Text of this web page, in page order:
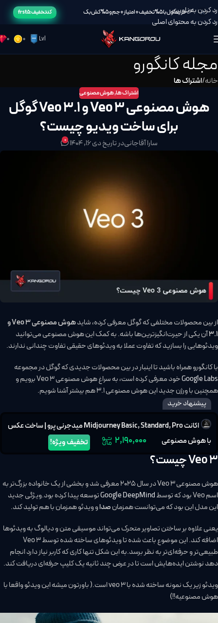
🎉خرید اول با 5% تخفیف + امتیاز + جم و 5% کش بک کد تخفیف: frst5
رد کردن به ناوبری
رد کردن به محتوای اصلی
0 0 Lvl
مجله کانگورو
خانه/اشتراک ها
اشتراک ها,هوش مصنوعی
هوش مصنوعی Veo 3 و Veo 3.1 گوگل
برای ساخت ویدیو چیست؟
سارا آقاجانیدر تاریخ دی 16, 1404 0
از بین محصولات مختلفی که گوگل معرفی کرده، شاید
هوش مصنوعی Veo 3 و
3.1آن یکی از حیرت‌انگیزترین‌ها باشه. به کمک این هوش مصنوعی می‌توانید
ویدئوهایی را بسازید که تفاوت عملا به ویدئوهای حقیقی تفاوت چندانی ندارند.
با کانگورو همراه باشید تا اینبار در بین محصولات جدیدی که گوگل در مجموعه
Google Labs
خود معرفی کرده است، به سراغ هوش مصنوعی Veo 3 برویم و
همچنین با ورژن جدید این هوش مصنوعی 3.1 هم بیشتر آشنا شویم.
پیشنهاد خرید
اکانت Midjourney Basic, Standard, Pro میدجرنی پرو | ساخت عکس
با هوش مصنوعی
۲,۱۹۰,۰۰۰ تخفیف ویژه!
Veo 3 چیست؟
هوش مصنوعی Veo 3 در سال 2025 معرفی شد و بخشی از یک خانواده بزرگ‌تر به
اسم Veo بود که توسط
Google DeepMindتوسعه پیدا کرده بود.ویژگی جدید
این مدل این بود که می‌توانست همزمانصداو ویدئو همزمان با هم تولید کند.
یعنی علاوه بر ساختن تصاویر متحرک می‌تواند موسیقی متن و دیالوگ به ویدئوها
اضافه کند. این موضوع باعث شده تا ویدئوهای ساخته شده توسط Veo 3
طبیعی‌تر و حرفه‌ای‌تر به نظر برسد.به این شکل تنها کاری که کاربر نیاز دارد انجام
دهد نوشتن ایده‌هایش است تا در عرض چند ثانیه یک کلیپ حرفه‌ای دریافت کند.
ویدئو زیر یک نمونه ساخته شده با veo 3 است.( باورتون میشه این ویدئو واقعا با
هوش مصنوعیه!!)